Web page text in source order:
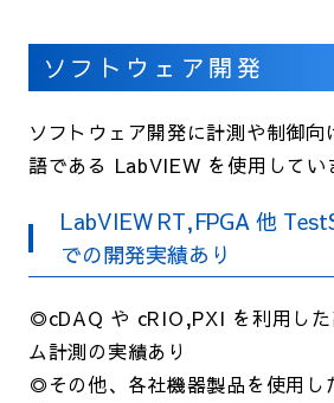
ソフトウェア開発
ソフトウェア開発に計測や制御向
語である LabVIEW を使用してい
LabVIEW RT,FPGA 他
での開発実績あり
◎cDAQ や cRIO,PXI を利用した
ム計測の実績あり
◎その他、各社機器製品を使用し